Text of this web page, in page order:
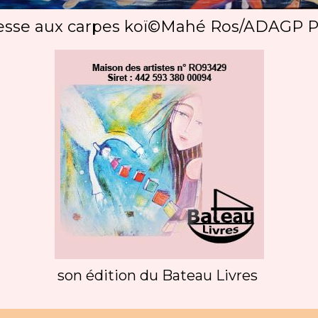
aux carpes koï©Mahé Ros/ADAGP
son édition du Bateau Livres